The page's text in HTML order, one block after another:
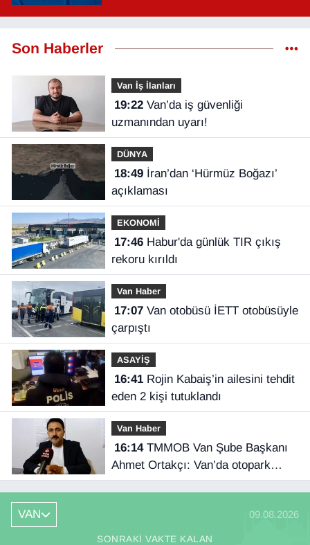
Son Haberler
Van İş İlanları
19:22Van’da iş güvenliği
uzmanından uyarı!
DÜNYA
18:49İran’dan ‘Hürmüz Boğazı’
açıklaması
EKONOMİ
17:46Habur'da günlük TIR çıkış
rekoru kırıldı
Van Haber
17:07Van otobüsü İETT otobüsüyle
çarpıştı
ASAYİŞ
16:41Rojin Kabaiş’in ailesini tehdit
eden 2 kişi tutuklandı
Van Haber
16:14TMMOB Van Şube Başkanı
Ahmet Ortakçı: Van’da otopark
yetersizliği ciddi sorun!
VAN 09.08.2026
SONRAKI VAKTE KALAN